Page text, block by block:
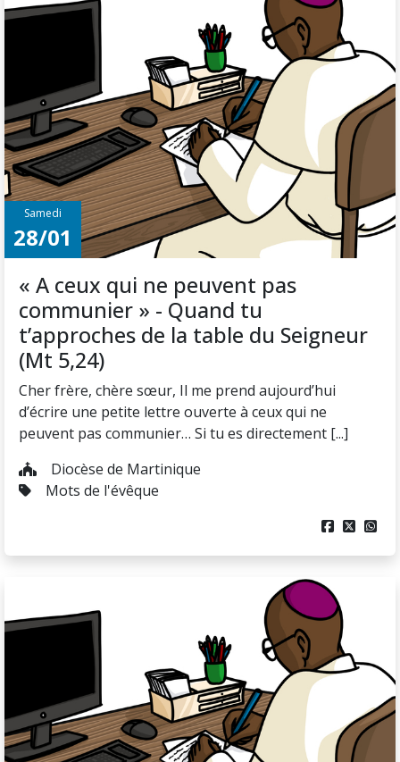
Samedi
28/01
« A ceux qui ne peuvent pas
communier » - Quand tu
t’approches de la table du Seigneur
(Mt 5,24)
Cher frère, chère sœur, Il me prend aujourd’hui
d’écrire une petite lettre ouverte à ceux qui ne
peuvent pas communier… Si tu es directement [...]
Diocèse de Martinique
Mots de l'évêque
  